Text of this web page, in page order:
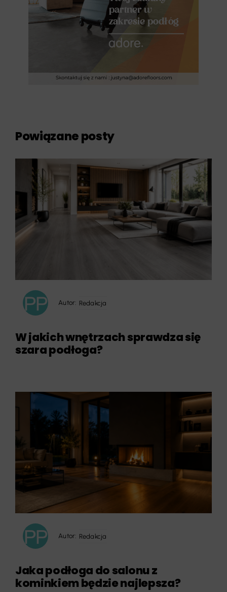
Powiązane posty
Autor: Redakcja
W jakich wnętrzach sprawdza się
szara podłoga?
Autor: Redakcja
Jaka podłoga do salonu z
kominkiem będzie najlepsza?